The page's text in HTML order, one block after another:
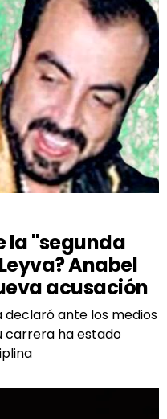
la "segunda
Anabel
acusación
ante los medios
carrera ha estado